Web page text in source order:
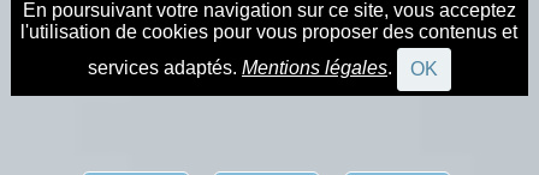
En poursuivant votre navigation sur ce site, vous acceptez
l'utilisation de cookies pour vous proposer des contenus et
services adaptés. Mentions légales. OK